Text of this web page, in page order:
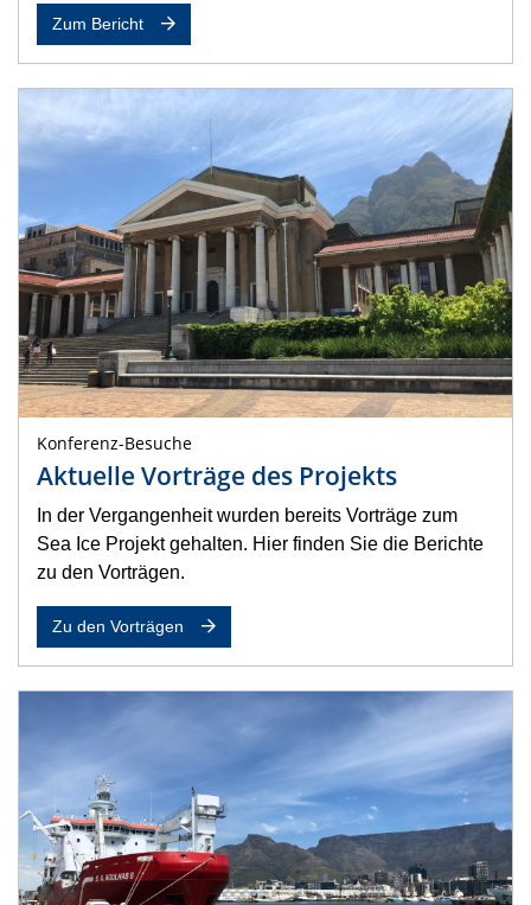
Zum Bericht
Konferenz-Besuche
Aktuelle Vorträge des Projekts
In der Vergangenheit wurden bereits Vorträge zum
Sea Ice Projekt gehalten. Hier finden Sie die Berichte
zu den Vorträgen.
Zu den Vorträgen